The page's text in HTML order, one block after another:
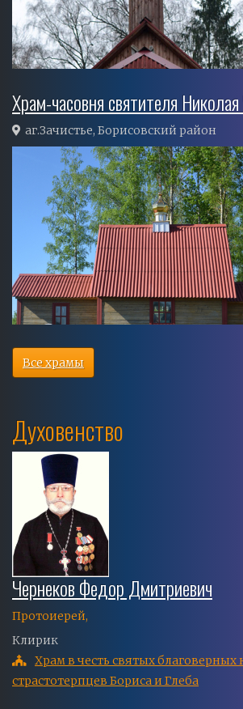
Храм-часовня святителя
аг.Зачистье, Борисовский район
Все храмы
Духовенство
Чернеков Федор Дмитриевич
Протоиерей,
Клирик
Храм в честь святых благоверных
страстотерпцев Бориса и Глеба